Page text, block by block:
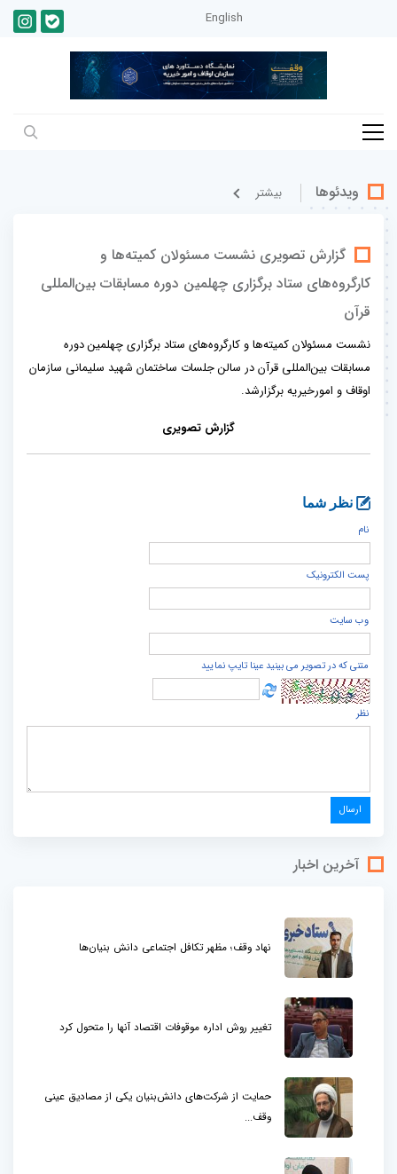
English
ویدئوها بيشتر
گزارش تصویری نشست مسئولان کمیته‌ها و
کارگروه‌های ستاد برگزاری چهلمین دوره مسابقات بین‌المللی
قرآن
نشست مسئولان کمیته‌ها و کارگروه‌های ستاد برگزاری چهلمین دوره
مسابقات بین‌المللی قرآن در سالن جلسات ساختمان شهید سلیمانی سازمان
اوقاف و امورخیریه برگزارشد.
گزارش تصویری
نظر شما
نام
پست الكترونيک
وب سایت
متنی که در تصویر می بینید عینا تایپ نمایید
نظر
آخرین اخبار
نهاد وقف؛ مظهر تکافل اجتماعی دانش بنیان‌ها
تغییر روش اداره موقوفات اقتصاد آنها را متحول کرد
حمایت از شرکت‌های دانش‌بنیان یکی از مصادیق عینی
وقف...